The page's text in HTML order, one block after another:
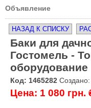
Объявление
НАЗАД К СПИСКУ
Баки для
Гостомель -
оборудование
Код: 1465282
Цена: 1 080 грн.